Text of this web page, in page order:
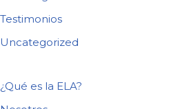
Testimonios
Uncategorized
¿Qué es la ELA?